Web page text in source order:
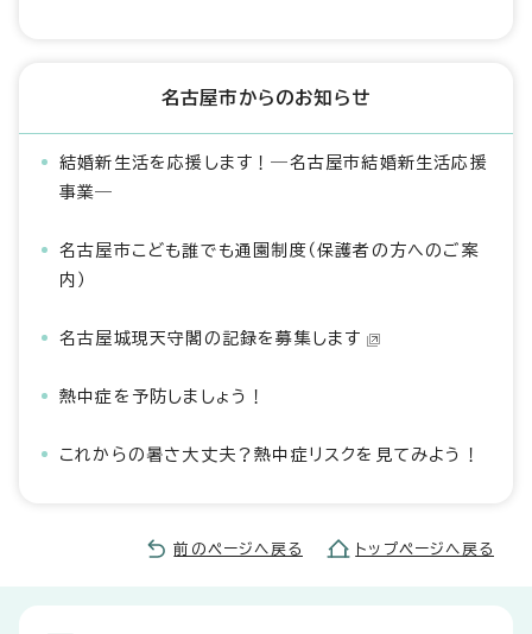
名古屋市からのお知らせ
結婚新生活を応援します！―名古屋市結婚新生活応援
事業―
名古屋市こども誰でも通園制度（保護者の方へのご案
内）
名古屋城現天守閣の記録を募集します
熱中症を予防しましょう！
これからの暑さ大丈夫？熱中症リスクを見てみよう！
前のページへ戻る トップページへ戻る